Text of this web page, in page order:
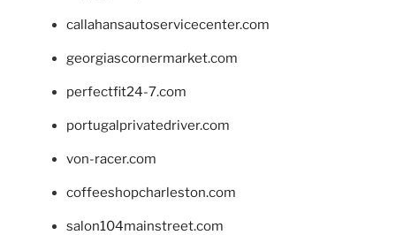
callahansautoservicecenter.com
georgiascornermarket.com
perfectfit24-7.com
portugalprivatedriver.com
von-racer.com
coffeeshopcharleston.com
salon104mainstreet.com